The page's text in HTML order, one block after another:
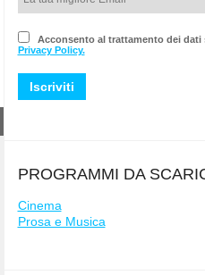
Acconsento al trattamento dei dati
Privacy Policy.
PROGRAMMI DA
Cinema
Prosa e Musica